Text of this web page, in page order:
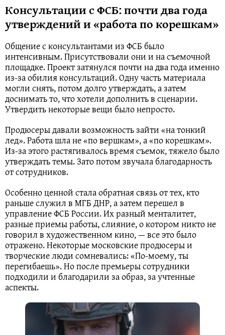
Консультации с ФСБ: почти два года
утверждений и «работа по корешкам»
Общение с консультантами из ФСБ было
интенсивным. Присутствовали они и на съемочной
площадке. Проект затянулся почти на два года именно
из-за обилия консультаций. Одну часть материала
могли снять, потом долго утверждать, а затем
доснимать то, что хотели дополнить в сценарии.
Утвердить некоторые вещи было непросто.
Продюсеры давали возможность зайти «на тонкий
лед». Работа шла не «по вершкам», а «по корешкам».
Из-за этого растягивалось время съемок, тяжело было
утверждать темы. Зато потом звучала благодарность
от сотрудников.
Особенно ценной стала обратная связь от тех, кто
раньше служил в МГБ ДНР, а затем перешел в
управление ФСБ России. Их разный менталитет,
разные приемы работы, слияние, о котором никто не
говорил в художественном кино, — все это было
отражено. Некоторые московские продюсеры и
творческие люди сомневались: «По-моему, ты
перегибаешь». Но после премьеры сотрудники
подходили и благодарили за образ, за учтенные
аспекты.